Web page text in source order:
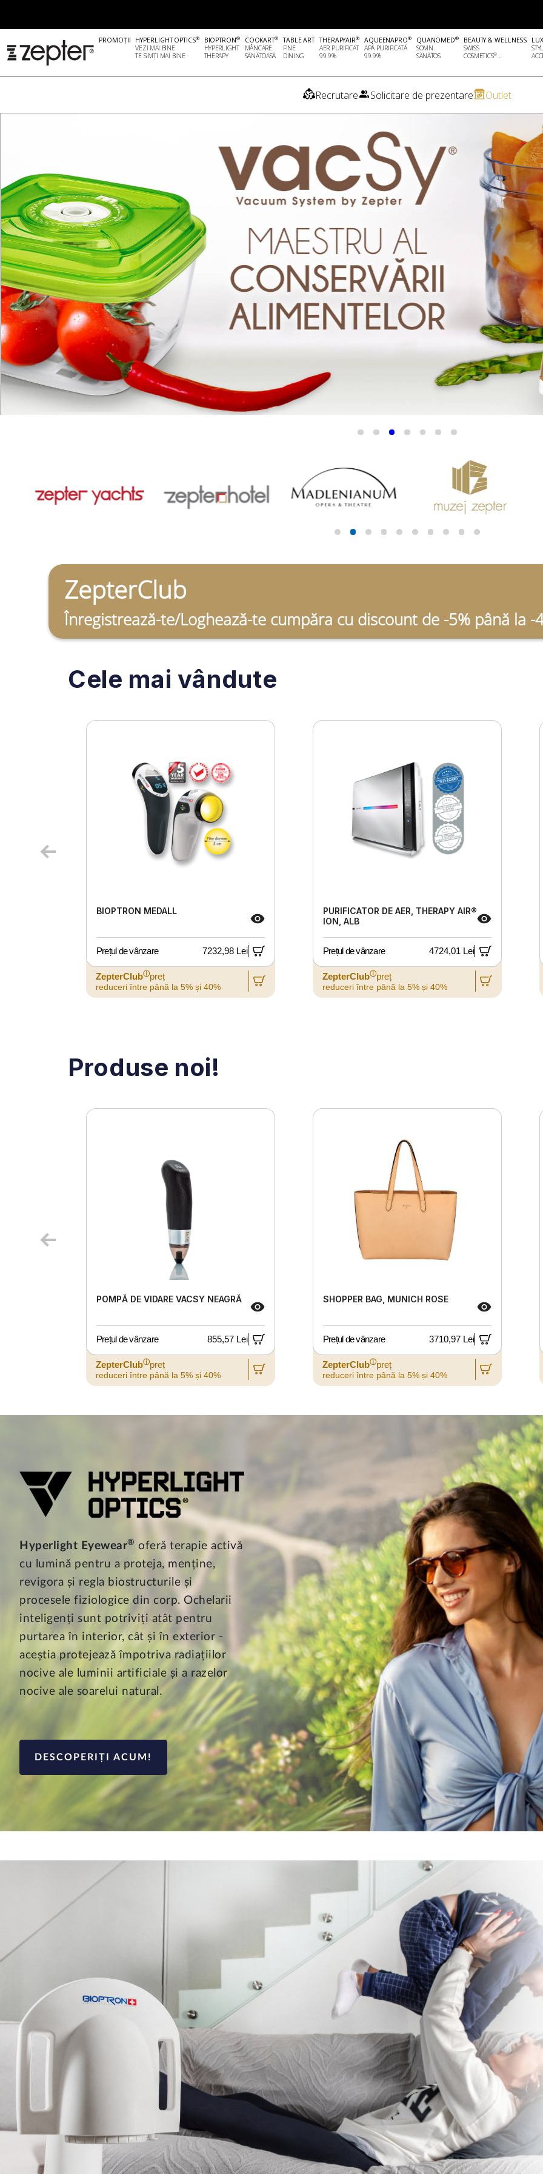
PROMOȚII HYPERLIGHT OPTICS®
VEZI MAI BINE
TE SIMȚI MAI BINE
BIOPTRON®
HYPERLIGHT
THERAPY
COOKART®
MÂNCARE
SĂNĂTOASĂ
TABLE ART
FINE
DINING
THERAPYAIR®
AER PURIFICAT
99.9%
AQUEENAPRO®
APĂ PURIFICATĂ
99.9%
QUANOMED®
SOMN
SĂNĂTOS
BEAUTY & WELLNESS
SWISS
COSMETICS®...
Recrutare Solicitare de prezentare Outlet
ZepterClub
Înregistrează-te/Loghează-te cumpăra cu discount de -5% până la -
Cele mai vândute
BIOPTRON MEDALL
Prețul de vânzare 7232,98 Lei
ZepterClubⓘpreț
reduceri între până la 5% și 40%
PURIFICATOR DE AER, THERAPY AIR®
ION, ALB
Prețul de vânzare 4724,01 Lei
ZepterClubⓘpreț
reduceri între până la 5% și 40%
Produse noi!
POMPĂ DE VIDARE VACSY NEAGRĂ
Prețul de vânzare 855,57 Lei
ZepterClubⓘpreț
reduceri între până la 5% și 40%
SHOPPER BAG, MUNICH ROSE
Prețul de vânzare 3710,97 Lei
ZepterClubⓘpreț
reduceri între până la 5% și 40%
Hyperlight Eyewear® oferă terapie activă
cu lumină pentru a proteja, menține,
revigora și regla biostructurile și
procesele fiziologice din corp. Ochelarii
inteligenți sunt potriviți atât pentru
purtarea în interior, cât și în exterior -
aceștia protejează împotriva radiațiilor
nocive ale luminii artificiale și a razelor
nocive ale soarelui natural.
DESCOPERIȚI ACUM!